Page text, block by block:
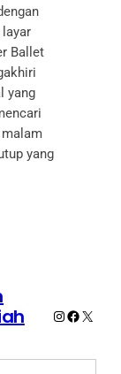
Ballet
yang
yang
Instagram
X